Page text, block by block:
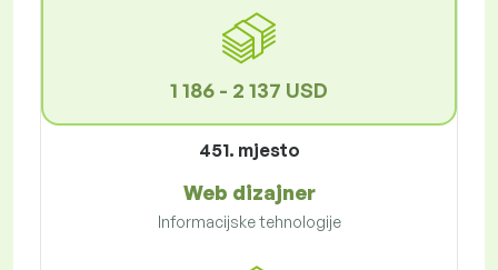
1 186 - 2 137 USD
451. mjesto
Web dizajner
Informacijske tehnologije